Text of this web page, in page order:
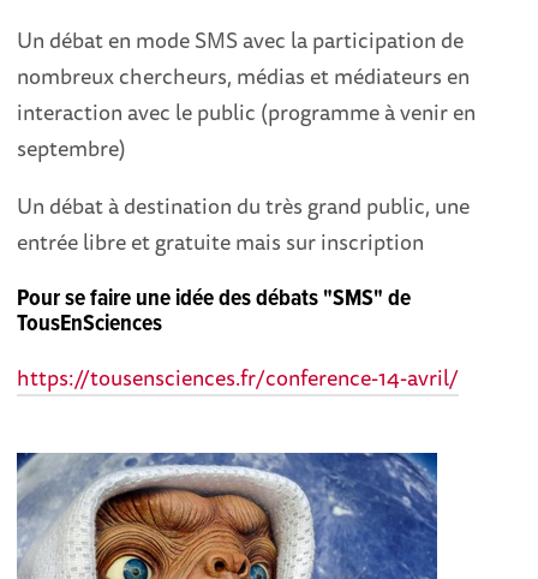
Un débat en mode SMS avec la participation de
nombreux chercheurs, médias et médiateurs en
interaction avec le public (programme à venir en
septembre)
Un débat à destination du très grand public, une
entrée libre et gratuite mais sur inscription
Pour se faire une idée des débats "SMS" de
TousEnSciences
https://tousensciences.fr/conference-14-avril/